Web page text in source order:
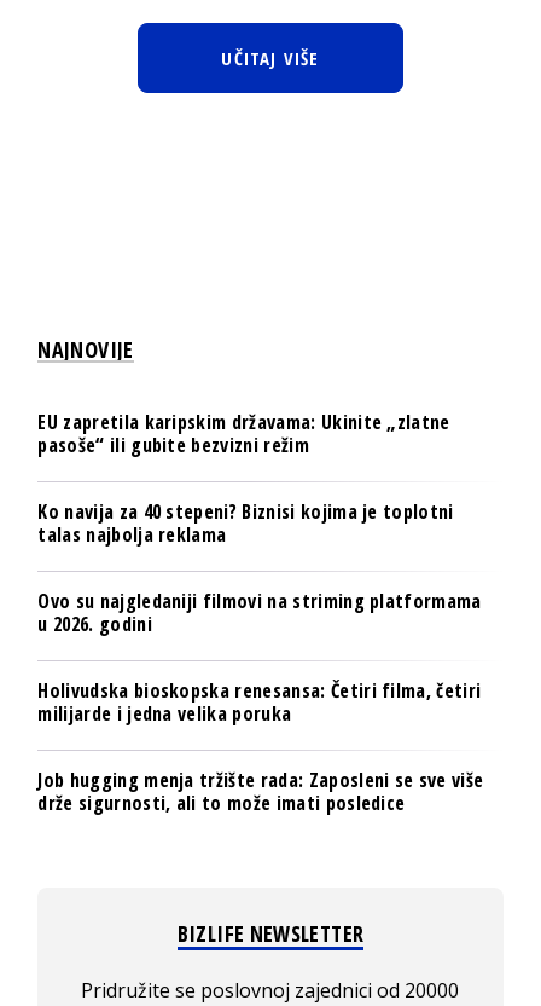
UČITAJ VIŠE
NAJNOVIJE
EU zapretila karipskim državama: Ukinite „zlatne
pasoše“ ili gubite bezvizni režim
Ko navija za 40 stepeni? Biznisi kojima je toplotni
talas najbolja reklama
Ovo su najgledaniji filmovi na striming platformama
u 2026. godini
Holivudska bioskopska renesansa: Četiri filma, četiri
milijarde i jedna velika poruka
Job hugging menja tržište rada: Zaposleni se sve više
drže sigurnosti, ali to može imati posledice
BIZLIFE NEWSLETTER
Pridružite se poslovnoj zajednici od 20000